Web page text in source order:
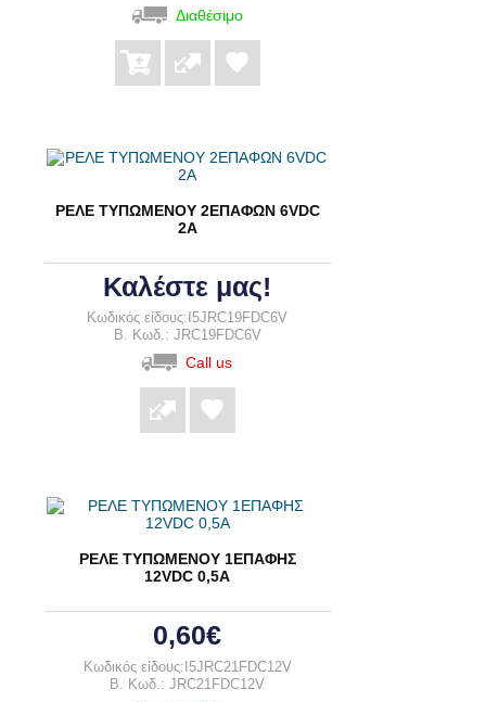
Διαθέσιμο
ΡΕΛΕ ΤΥΠΩΜΕΝΟΥ 2ΕΠΑΦΩΝ 6VDC
2A
Καλέστε μας!
Κωδικός είδους:I5JRC19FDC6V
B. Κωδ.: JRC19FDC6V
Call us
ΡΕΛΕ ΤΥΠΩΜΕΝΟΥ 1ΕΠΑΦΗΣ
12VDC 0,5A
0,60€
Κωδικός είδους:I5JRC21FDC12V
B. Κωδ.: JRC21FDC12V